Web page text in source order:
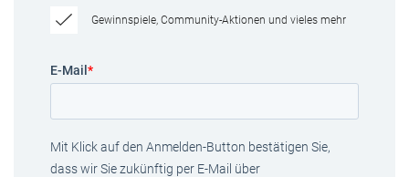
Gewinnspiele, Community-Aktionen und vieles mehr
E-Mail *
Mit Klick auf den Anmelden-Button bestätigen Sie,
dass wir Sie zukünftig per E-Mail über